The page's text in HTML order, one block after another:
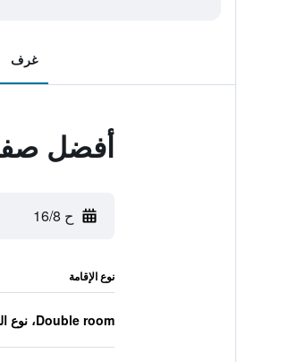
غرف
أفضل
ح 16/8
نوع الإقامة
Double room، نوع السرير غير معروف